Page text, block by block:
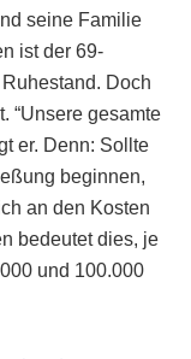
seine Familie
ist der 69-
Doch
“Unsere gesamte
er. Denn: Sollte
beginnen,
an den Kosten
bedeutet dies, je
und 100.000